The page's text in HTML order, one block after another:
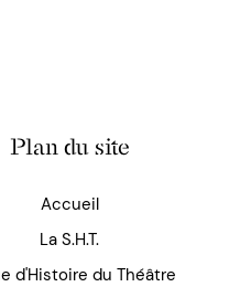
Plan du site
Accueil
La S.H.T.
d'Histoire du Théâtre